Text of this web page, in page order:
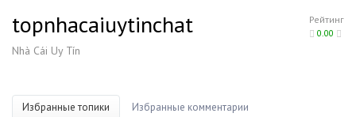
Рейтинг
0.00
topnhacaiuytinchat
Nhà Cái Uy Tín
Избранные топики Избранные комментарии